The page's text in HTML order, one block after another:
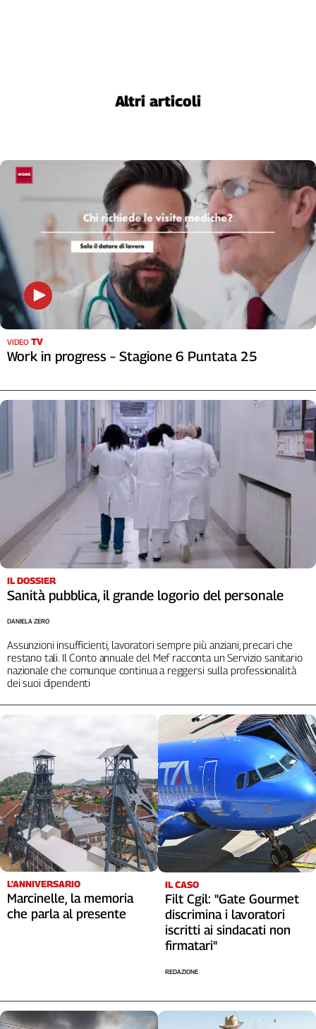
Altri articoli
VIDEO TV
Work in progress – Stagione 6 Puntata 25
IL DOSSIER
Sanità pubblica, il grande logorio del personale
Assunzioni insufficienti, lavoratori sempre più anziani, precari che
restano tali. Il Conto annuale del Mef racconta un Servizio sanitario
nazionale che comunque continua a reggersi sulla professionalità
dei suoi dipendenti
DANIELA ZERO
L'ANNIVERSARIO
Marcinelle, la memoria
che parla al presente
IL CASO
Filt Cgil: "Gate Gourmet
discrimina i lavoratori
iscritti ai sindacati non
firmatari"
REDAZIONE